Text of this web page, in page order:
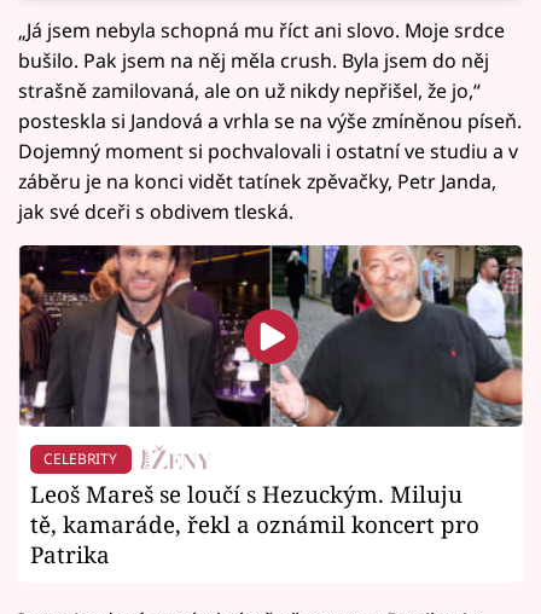
„Já jsem nebyla schopná mu říct ani slovo. Moje srdce
bušilo. Pak jsem na něj měla crush. Byla jsem do něj
strašně zamilovaná, ale on už nikdy nepřišel, že jo,“
posteskla si Jandová a vrhla se na výše zmíněnou píseň.
Dojemný moment si pochvalovali i ostatní ve studiu a v
záběru je na konci vidět tatínek zpěvačky, Petr Janda,
jak své dceři s obdivem tleská.
CELEBRITY
Leoš Mareš se loučí s Hezuckým. Miluju
tě, kamaráde, řekl a oznámil koncert pro
Patrika